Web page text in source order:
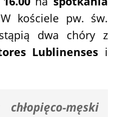
kościele pw. św.
dwa chóry z
Lublinenses i
męski